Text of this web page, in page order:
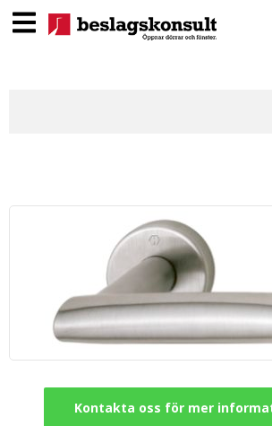
Kontakta oss för mer